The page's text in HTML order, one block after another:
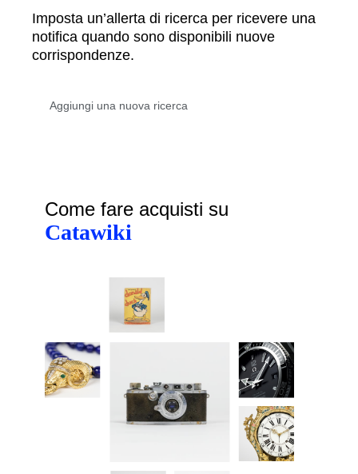
Imposta un’allerta di ricerca per ricevere una
notifica quando sono disponibili nuove
corrispondenze.
Come fare acquisti su
Catawiki